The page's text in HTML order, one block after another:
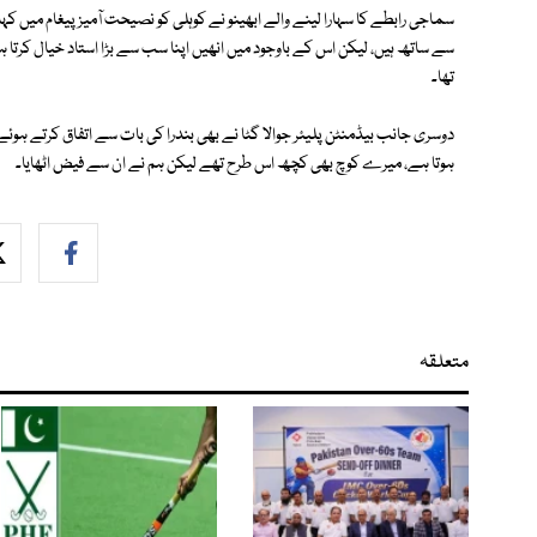
سے ساتھ ہیں، لیکن اس کے باوجود میں انھیں اپنا سب سے بڑا استاد خیال
تھا۔
دوسری جانب بیڈمنٹن پلیئر جوالا گٹا نے بھی بندرا کی بات سے اتفاق کرتے
ہوتا ہے، میرے کوچ بھی کچھ اس طرح تھے لیکن ہم نے ان سے فیض اٹھایا۔
متعلقہ